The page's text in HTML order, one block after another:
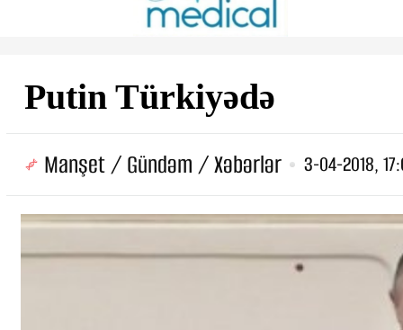
Putin Türkiyədə
Manşet / Gündəm / Xəbərlər 3-04-2018,